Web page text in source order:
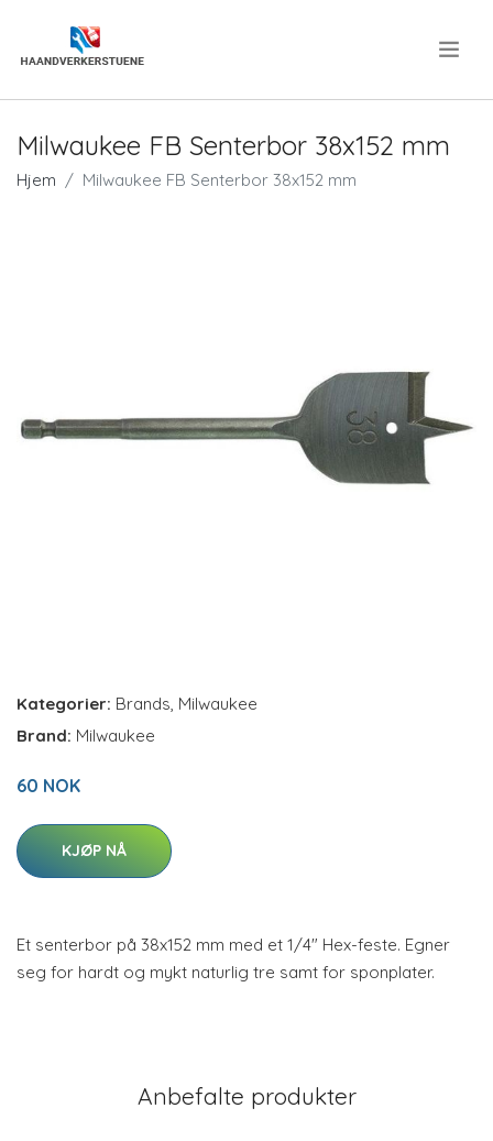
Milwaukee FB Senterbor 38x152 mm
Hjem Milwaukee FB Senterbor 38x152 mm
Kategorier: Brands, Milwaukee
Brand: Milwaukee
60 NOK
KJØP NÅ
Et senterbor på 38x152 mm med et 1/4" Hex-feste. Egner
seg for hardt og mykt naturlig tre samt for sponplater.
Anbefalte produkter